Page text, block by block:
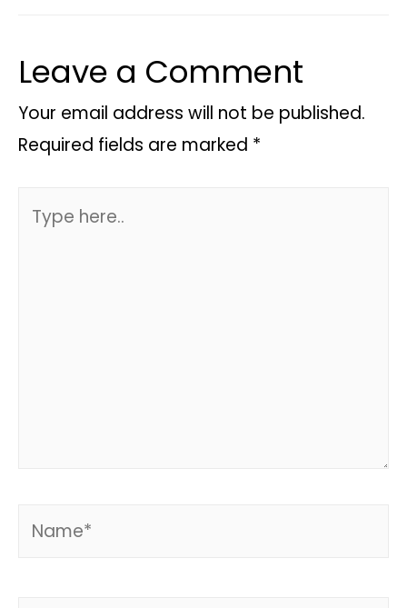
Leave a Comment
Your email address will not be published.
Required fields are marked *